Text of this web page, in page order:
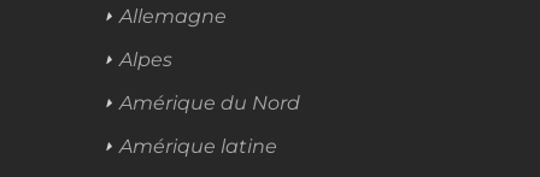
Allemagne
Alpes
Amérique du Nord
Amérique latine